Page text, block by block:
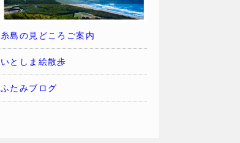
糸島の見どころご案内
いとしま絵散歩
ふたみブログ